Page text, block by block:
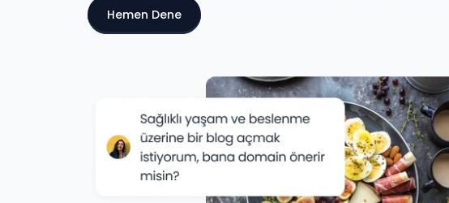
Hemen Dene